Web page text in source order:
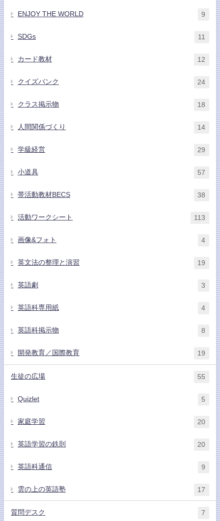
ENJOY THE WORLD 9
SDGs 11
カード教材 12
クイズバンク 24
クラス掲示物 18
人間関係づくり 14
学級経営 29
小道具 57
帯活動教材BECS 38
活動ワークシート 113
画像&フォト 4
英文法の整理と演習 19
英語劇 3
英語科専用紙 4
英語科掲示物 8
開発教育／国際教育 19
生徒の広場 55
Quizlet 5
家庭学習 20
英語学習の鉄則 20
英語科通信 9
雲の上の英語塾 17
質問デスク 7